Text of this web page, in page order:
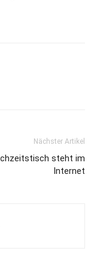
Nächster Artikel
steht im
Internet